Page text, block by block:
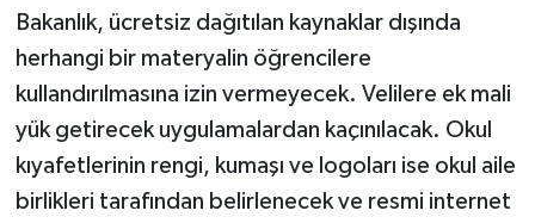
Bakanlık, ücretsiz dağıtılan kaynaklar dışında
herhangi bir materyalin öğrencilere
kullandırılmasına izin vermeyecek. Velilere ek mali
yük getirecek uygulamalardan kaçınılacak. Okul
kıyafetlerinin rengi, kumaşı ve logoları ise okul aile
birlikleri tarafından belirlenecek ve resmi internet